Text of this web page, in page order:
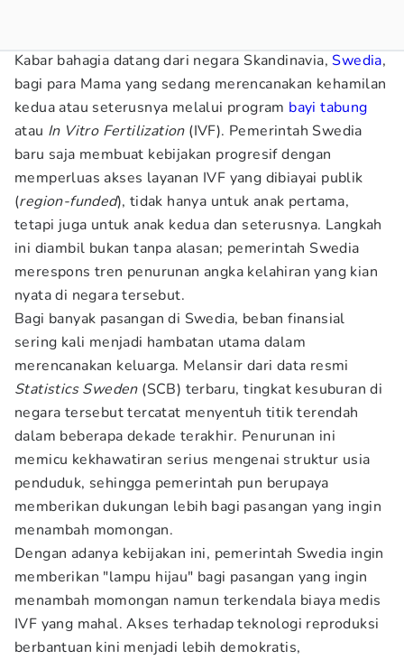
Kabar bahagia datang dari negara Skandinavia,Swedia,
bagi para Mama yang sedang merencanakan kehamilan
kedua atau seterusnya melalui program bayi tabung
atau In Vitro Fertilization(IVF). Pemerintah Swedia
baru saja membuat kebijakan progresif dengan
memperluas akses layanan IVF yang dibiayai publik
(region-funded), tidak hanya untuk anak pertama,
tetapi juga untuk anak kedua dan seterusnya. Langkah
ini diambil bukan tanpa alasan; pemerintah Swedia
merespons tren penurunan angka kelahiran yang kian
nyata di negara tersebut.
Bagi banyak pasangan di Swedia, beban finansial
sering kali menjadi hambatan utama dalam
merencanakan keluarga. Melansir dari data resmi
Statistics Sweden(SCB) terbaru, tingkat kesuburan di
negara tersebut tercatat menyentuh titik terendah
dalam beberapa dekade terakhir. Penurunan ini
memicu kekhawatiran serius mengenai struktur usia
penduduk, sehingga pemerintah pun berupaya
memberikan dukungan lebih bagi pasangan yang ingin
menambah momongan.
Dengan adanya kebijakan ini, pemerintah Swedia ingin
memberikan "lampu hijau" bagi pasangan yang ingin
menambah momongan namun terkendala biaya medis
IVF yang mahal. Akses terhadap teknologi reproduksi
berbantuan kini menjadi lebih demokratis,